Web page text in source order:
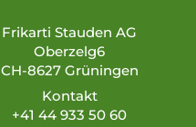
Frikarti Stauden AG
Oberzelg6
CH-8627 Grüningen
Kontakt
+41 44 933 50 60